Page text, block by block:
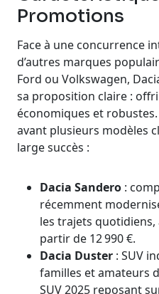
Promotions
Face à une concurrence
d’autres marques
Ford ou Volkswagen,
sa proposition claire :
économiques et robustes.
avant plusieurs modèles
large succès :
Dacia Sandero :
récemment
les trajets quotidiens,
partir de 12 990 €.
Dacia Duster : SUV
familles et amateurs
SUV 2025 reposant